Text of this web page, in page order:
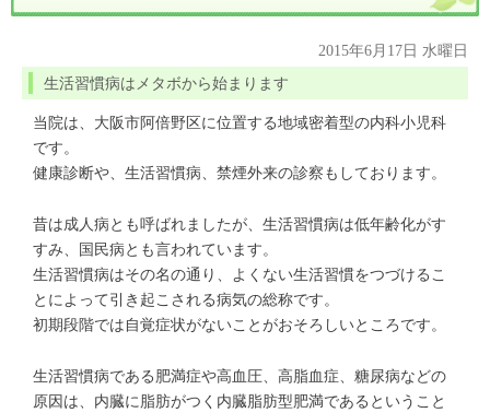
2015年6月17日 水曜日
生活習慣病はメタボから始まります
当院は、大阪市阿倍野区に位置する地域密着型の内科小児科
です。
健康診断や、生活習慣病、禁煙外来の診察もしております。
昔は成人病とも呼ばれましたが、生活習慣病は低年齢化がす
すみ、国民病とも言われています。
生活習慣病はその名の通り、よくない生活習慣をつづけるこ
とによって引き起こされる病気の総称です。
初期段階では自覚症状がないことがおそろしいところです。
生活習慣病である肥満症や高血圧、高脂血症、糖尿病などの
原因は、内臓に脂肪がつく内臓脂肪型肥満であるということ